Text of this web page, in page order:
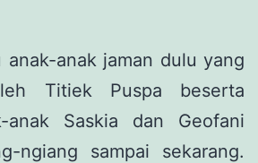
anak-anak jaman dulu yang
Titiek Puspa beserta
anak Saskia dan Geofani
ngiang sampai sekarang.